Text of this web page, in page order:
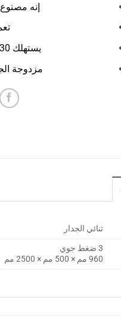
إنه مصنوع
يستهلك 30 كيلوواط من الطاقة لكل ساعة
مزدوجة
ثنائي الجدار
3 ضغط جوي
960 مم × 500 مم × 2500 مم